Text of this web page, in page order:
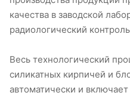
качества в заводской
радиологический
Весь технологический
силикатных кирпичей и
автоматически и включает